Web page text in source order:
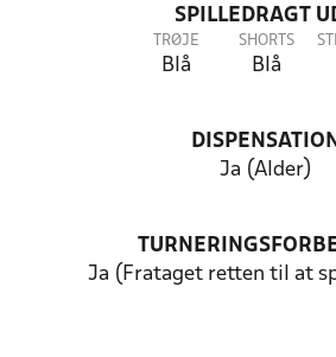
SPILLEDRAGT
TRØJE
Blå
SHORTS
Blå
DISPENSATION
Ja (Alder)
Ja (Frataget retten til at